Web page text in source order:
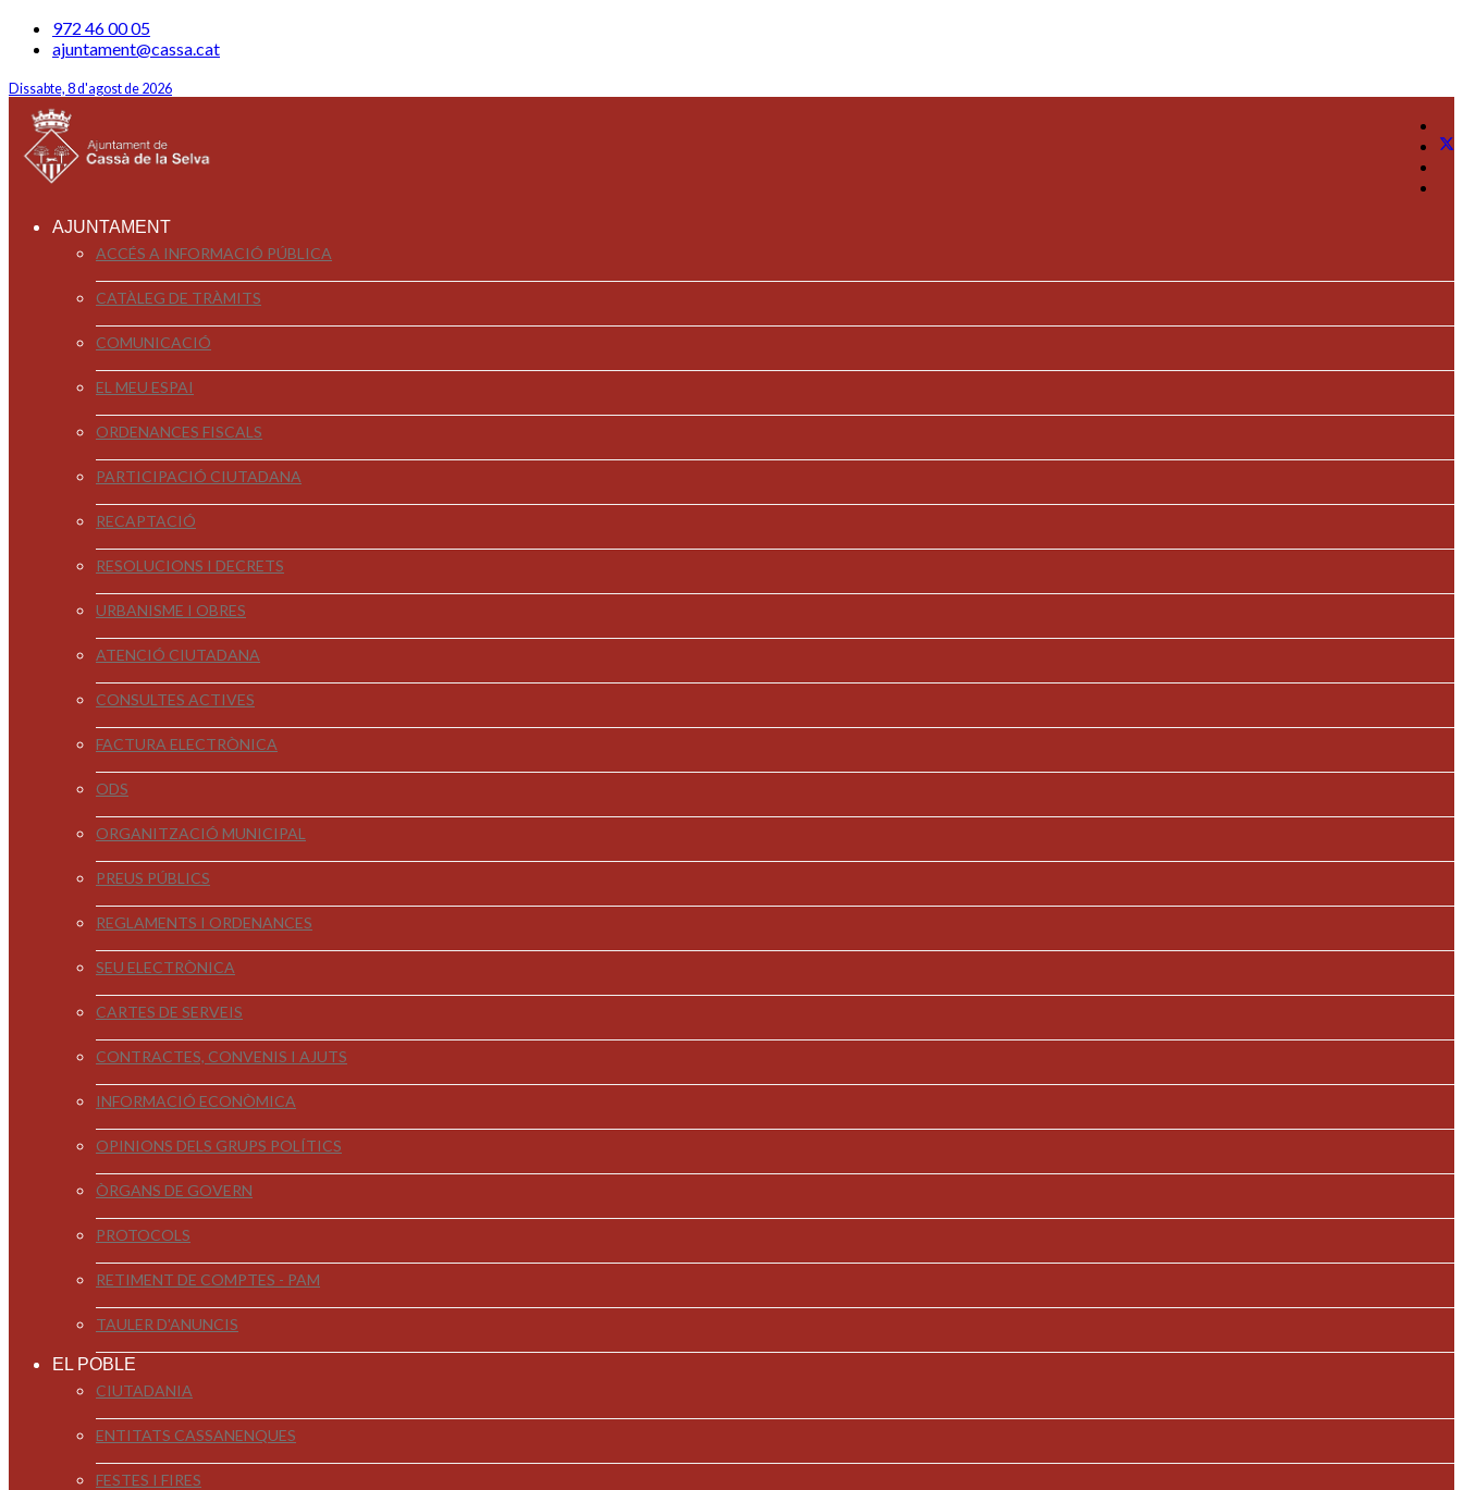
972 46 00 05
ajuntament@cassa.cat
Dissabte, 8 d'agost de 2026
AJUNTAMENT
ACCÉS A INFORMACIÓ PÚBLICA
CATÀLEG DE TRÀMITS
COMUNICACIÓ
EL MEU ESPAI
ORDENANCES FISCALS
PARTICIPACIÓ CIUTADANA
RECAPTACIÓ
RESOLUCIONS I DECRETS
URBANISME I OBRES
ATENCIÓ CIUTADANA
CONSULTES ACTIVES
FACTURA ELECTRÒNICA
ODS
ORGANITZACIÓ MUNICIPAL
PREUS PÚBLICS
REGLAMENTS I ORDENANCES
SEU ELECTRÒNICA
CARTES DE SERVEIS
CONTRACTES, CONVENIS I AJUTS
INFORMACIÓ ECONÒMICA
OPINIONS DELS GRUPS POLÍTICS
ÒRGANS DE GOVERN
PROTOCOLS
RETIMENT DE COMPTES - PAM
TAULER D'ANUNCIS
EL POBLE
CIUTADANIA
ENTITATS CASSANENQUES
FESTES I FIRES